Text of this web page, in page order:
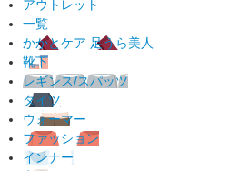
アウトレット
一覧
かかとケア 足うら美人
靴下
レギンス/スパッツ
タイツ
ウォーマー
ファッション
インナー